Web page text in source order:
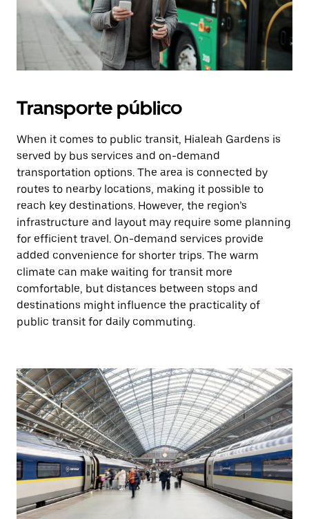
Transporte público
When it comes to public transit, Hialeah Gardens is
served by bus services and on-demand
transportation options. The area is connected by
routes to nearby locations, making it possible to
reach key destinations. However, the region’s
infrastructure and layout may require some planning
for efficient travel. On-demand services provide
added convenience for shorter trips. The warm
climate can make waiting for transit more
comfortable, but distances between stops and
destinations might influence the practicality of
public transit for daily commuting.